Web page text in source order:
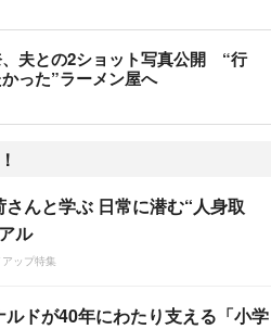
夫との2ショット写真公開 “行
った”ラーメン屋へ
さんと学ぶ 日常に潜む“人身取
ル
ップ特集
ルドが40年にわたり支える「小学